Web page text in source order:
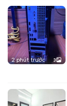
2 phút trước 3